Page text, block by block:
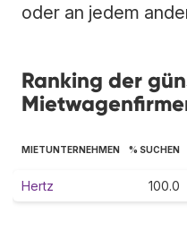
oder an jedem
Ranking der
MIETUNTERNEHMEN % SUCHEN
Hertz 100.0